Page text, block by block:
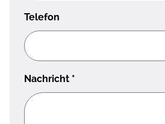
Telefon
Nachricht *